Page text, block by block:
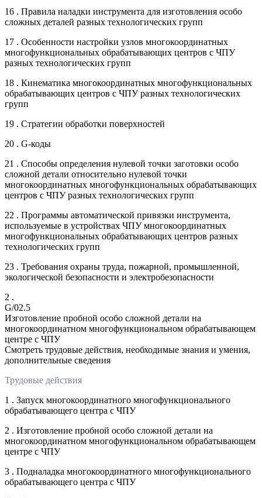
16 . Правила наладки инструмента для изготовления особо
сложных деталей разных технологических групп
17 . Особенности настройки узлов многокоординатных
многофункциональных обрабатывающих центров с ЧПУ
разных технологических групп
18 . Кинематика многокоординатных многофункциональных
обрабатывающих центров с ЧПУ разных технологических
групп
19 . Стратегии обработки поверхностей
20 . G-коды
21 . Способы определения нулевой точки заготовки особо
сложной детали относительно нулевой точки
многокоординатных многофункциональных обрабатывающих
центров с ЧПУ разных технологических групп
22 . Программы автоматической привязки инструмента,
используемые в устройствах ЧПУ многокоординатных
многофункциональных обрабатывающих центров разных
технологических групп
23 . Требования охраны труда, пожарной, промышленной,
экологической безопасности и электробезопасности
2 .
G/02.5
Изготовление пробной особо сложной детали на
многокоординатном многофункциональном обрабатывающем
центре с ЧПУ
Смотреть трудовые действия, необходимые знания и умения,
дополнительные сведения
Трудовые действия
1 . Запуск многокоординатного многофункционального
обрабатывающего центра с ЧПУ
2 . Изготовление пробной особо сложной детали на
многокоординатном многофункциональном обрабатывающем
центре с ЧПУ
3 . Подналадка многокоординатного многофункционального
обрабатывающего центра с ЧПУ